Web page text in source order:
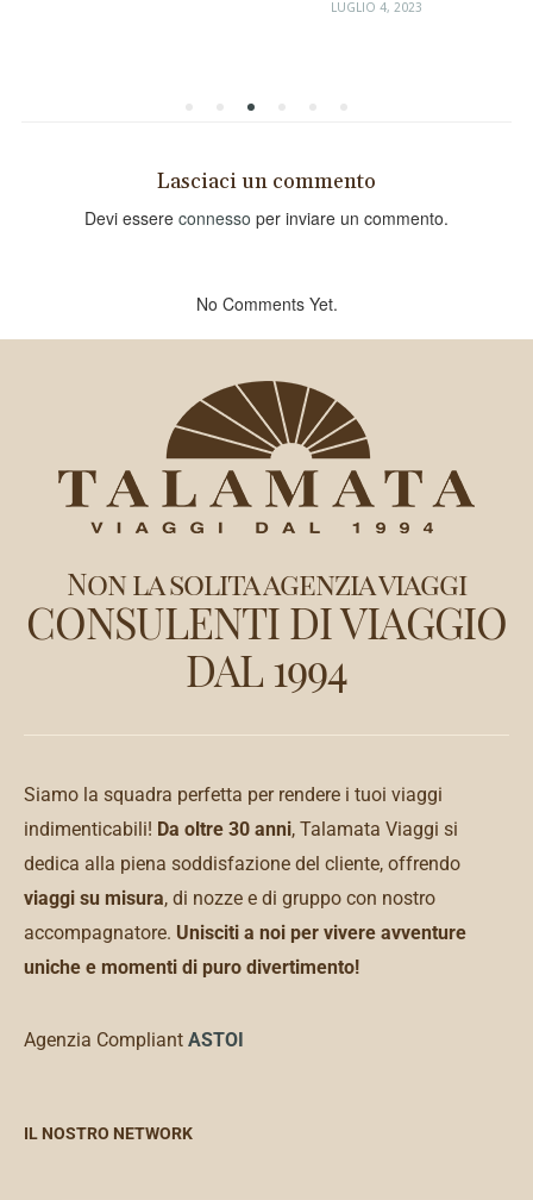
Lasciaci un commento
Devi essere connesso per inviare un commento.
No Comments Yet.
Non la solita agenzia viaggi
CONSULENTI DI VIAGGIO
DAL 1994
Siamo la squadra perfetta per rendere i tuoi viaggi
indimenticabili! Da oltre 30 anni, Talamata Viaggi si
dedica alla piena soddisfazione del cliente, offrendo
viaggi su misura, di nozze e di gruppo con nostro
accompagnatore. Unisciti a noi per vivere avventure
uniche e momenti di puro divertimento!
Agenzia Compliant ASTOI
IL NOSTRO NETWORK